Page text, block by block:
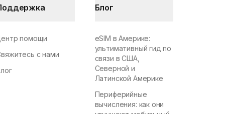
помощи
с нами
Блог
eSIM в Америке:
ультимативный гид по
связи в США,
Северной и
Латинской Америке
Периферийные
вычисления: как они